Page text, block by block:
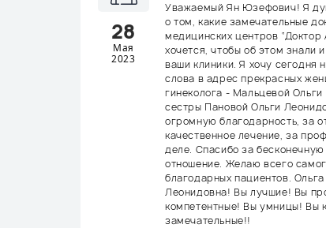
28
Мая
2023
Уважаемый Ян Юзефович! Я
о том, какие замечательные
медицинских центров
хочется, чтобы об этом знали
ваши клиники. Я хочу сегодня
слова в адрес прекрасных
гинеколога - Мальцевой
сестры Пановой Ольги
огромную благодарность, за
качественное лечение, за
деле. Спасибо за
отношение. Желаю всего
благодарных пациентов.
Леонидовна! Вы лучшие! Вы
компетентные! Вы умницы! Вы
замечательные!!